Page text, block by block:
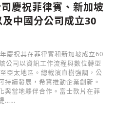
慶祝菲律賓、新加坡
中國分公司成立30
慶祝其在菲律賓和新加坡成立60
公司以資訊工作流程與數位轉型
亞太地區。總裁濱直樹強調，公
持續發展，希冀推動企業創新。
與當地夥伴合作。富士軟片在菲
……